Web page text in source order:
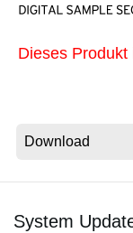
Dieses
System